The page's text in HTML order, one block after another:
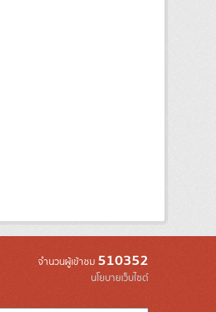
จำนวนผู้เข้าชม 510352
นโยบายเว็บไซต์